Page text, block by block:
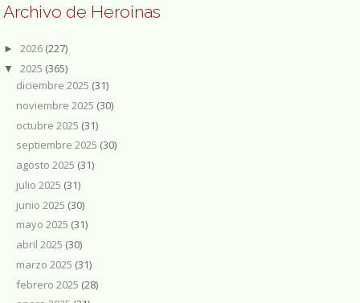
Archivo de Heroinas
► 2026 (227)
▼ 2025 (365)
diciembre 2025 (31)
noviembre 2025 (30)
octubre 2025 (31)
septiembre 2025 (30)
agosto 2025 (31)
julio 2025 (31)
junio 2025 (30)
mayo 2025 (31)
abril 2025 (30)
marzo 2025 (31)
febrero 2025 (28)